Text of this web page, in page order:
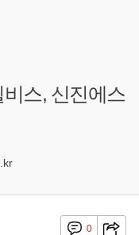
스, 신진에스
0